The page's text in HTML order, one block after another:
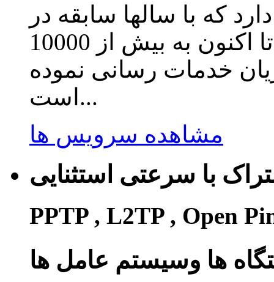
که با سالها سابقه در
زمینه ارائه سرویس کاهش پینگ تا اکنون به بیش از 10000
خدمات رسانی نموده
است...
مشاهده سرویس ها
با سرعتی استثنایی
PPTP , L2TP , Open
ها وسیستم عامل ها